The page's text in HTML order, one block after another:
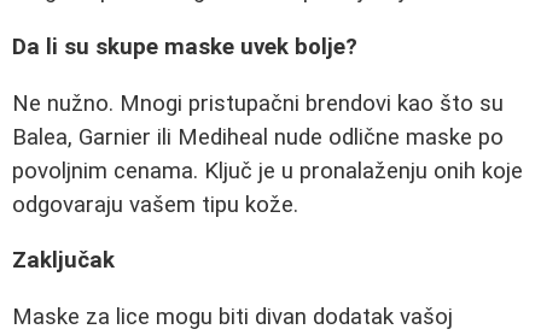
Da li su skupe maske uvek bolje?
Ne nužno. Mnogi pristupačni brendovi kao što su
Balea, Garnier ili Mediheal nude odlične maske po
povoljnim cenama. Ključ je u pronalaženju onih koje
odgovaraju vašem tipu kože.
Zaključak
Maske za lice mogu biti divan dodatak vašoj